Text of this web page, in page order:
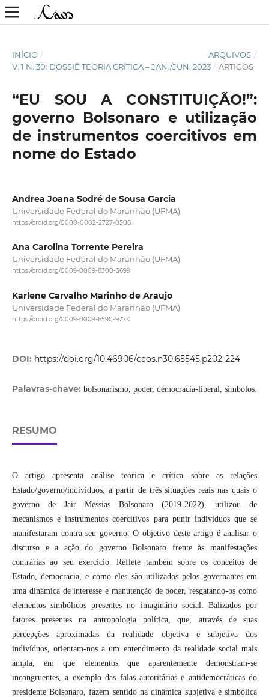
INÍCIO / ARQUIVOS /
V. 1 N. 30: DOSSIÊ TEORIA CRÍTICA – JAN./JUN. 2023 / ARTIGOS
“EU SOU A CONSTITUIÇÃO!”:
governo Bolsonaro e utilização
de instrumentos coercitivos em
nome do Estado
Andrea Joana Sodré de Sousa Garcia
Universidade Federal do Maranhão (UFMA)
https://orcid.org/0000-0002-2727-0508
Ana Carolina Torrente Pereira
Universidade Federal do Maranhão (UFMA)
https://orcid.org/0009-0009-8300-3699
Karlene Carvalho Marinho de Araujo
Universidade Federal do Maranhão (UFMA)
https://orcid.org/0009-0009-6590-977X
DOI: https://doi.org/10.46906/caos.n30.65545.p202-224
Palavras-chave: bolsonarismo, poder, democracia-liberal, símbolos.
RESUMO
O artigo apresenta análise teórica e crítica sobre as relações
Estado/governo/indivíduos, a partir de três situações reais nas quais o
governo de Jair Messias Bolsonaro (2019-2022), utilizou de
mecanismos e instrumentos coercitivos para punir indivíduos que se
manifestaram contra seu governo. O objetivo deste artigo é analisar o
discurso e a ação do governo Bolsonaro frente às manifestações
contrárias ao seu exercício. Reflete também sobre os conceitos de
Estado, democracia, e como eles são utilizados pelos governantes em
uma dinâmica de interesse e manutenção de poder, resgatando-os como
elementos simbólicos presentes no imaginário social. Balizados por
fatores presentes na antropologia política, que, através de suas
percepções aproximadas da realidade objetiva e subjetiva dos
indivíduos, orientam-nos a um entendimento da realidade social mais
ampla, em que elementos que aparentemente demonstram-se
incongruentes, a exemplo das falas autoritárias e antidemocráticas do
presidente Bolsonaro, fazem sentido na dinâmica subjetiva e simbólica